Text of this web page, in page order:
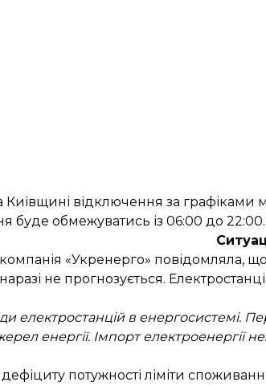
відключення за графіками
буде обмежуватись із 06:00 до 22:00.
«Укренерго» повідомляла,
не прогнозується.
електростанцій в енергосистемі.
енергії. Імпорт електроенергії
дефіциту потужності ліміти